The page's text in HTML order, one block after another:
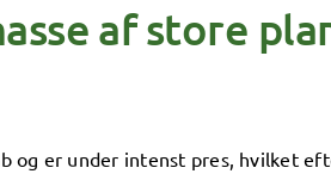
af store
og er under intenst pres, hvilket